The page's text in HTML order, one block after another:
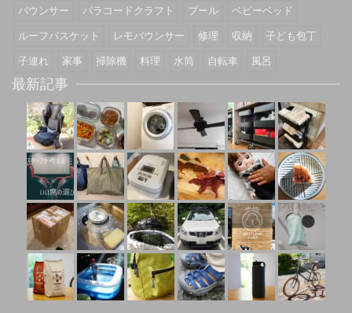
バウンサー
パラコードクラフト プール
ベビーベッド
ルーフバスケット
レモバウンサー 修理 収納
子ども包丁
子連れ
家事 掃除機 料理 水筒 自転車 風呂
最新記事